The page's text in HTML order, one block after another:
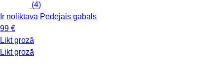
(4)
Ir noliktavā Pēdējais gabals
99 €
Likt grozā
Likt grozā